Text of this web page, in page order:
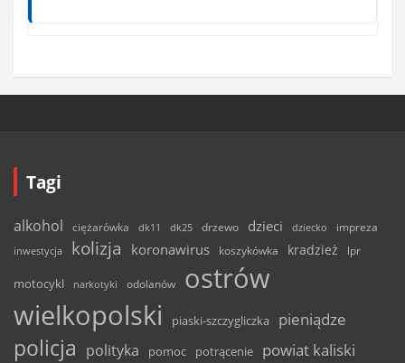
Tagi
alkohol ciężarówka dk11 dk25 drzewo dzieci dziecko
impreza
inwestycja
kolizja koronawirus koszykówka kradzież lpr
motocykl narkotyki odolanów
ostrów
wielkopolski
piaski-szczygliczka pieniądze
policja polityka pomoc potrącenie powiat kaliski